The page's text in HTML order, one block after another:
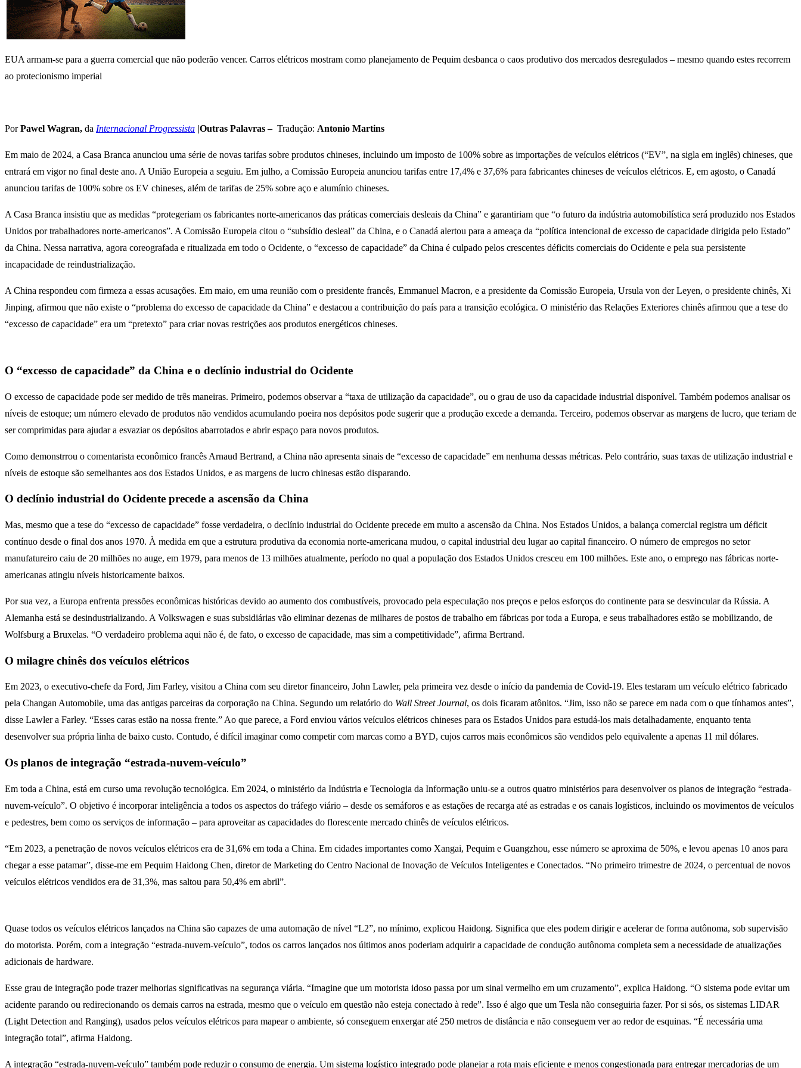
EUA armam-se para a guerra comercial que não poderão vencer. Carros elétricos mostram como planejamento de Pequim desbanca o caos produtivo dos mercados desregulados – mesmo quando estes recorrem
ao protecionismo imperial
PorPawel Wagran, da Internacional Progressista |Outras Palavras – Tradução: Antonio Martins
Em maio de 2024, a Casa Branca anunciou uma série de novas tarifas sobre produtos chineses, incluindo um imposto de 100% sobre as importações de veículos elétricos (“EV”, na sigla em inglês) chineses, que
entrará em vigor no final deste ano. A União Europeia a seguiu. Em julho, a Comissão Europeia anunciou tarifas entre 17,4% e 37,6% para fabricantes chineses de veículos elétricos. E, em agosto, o Canadá
anunciou tarifas de 100% sobre os EV chineses, além de tarifas de 25% sobre aço e alumínio chineses.
A Casa Branca insistiu que as medidas “protegeriam os fabricantes norte-americanos das práticas comerciais desleais da China” e garantiriam que “o futuro da indústria automobilística será produzido nos Estados
Unidos por trabalhadores norte-americanos”. A Comissão Europeia citou o “subsídio desleal” da China, e o Canadá alertou para a ameaça da “política intencional de excesso de capacidade dirigida pelo Estado”
da China. Nessa narrativa, agora coreografada e ritualizada em todo o Ocidente, o “excesso de capacidade” da China é culpado pelos crescentes déficits comerciais do Ocidente e pela sua persistente
incapacidade de reindustrialização.
A China respondeu com firmeza a essas acusações. Em maio, em uma reunião com o presidente francês, Emmanuel Macron, e a presidente da Comissão Europeia, Ursula von der Leyen, o presidente chinês, Xi
Jinping, afirmou que não existe o “problema do excesso de capacidade da China” e destacou a contribuição do país para a transição ecológica. O ministério das Relações Exteriores chinês afirmou que a tese do
“excesso de capacidade” era um “pretexto” para criar novas restrições aos produtos energéticos chineses.
O “excesso de capacidade” da China e o declínio industrial do Ocidente
O excesso de capacidade pode ser medido de três maneiras. Primeiro, podemos observar a “taxa de utilização da capacidade”, ou o grau de uso da capacidade industrial disponível. Também podemos analisar os
níveis de estoque; um número elevado de produtos não vendidos acumulando poeira nos depósitos pode sugerir que a produção excede a demanda. Terceiro, podemos observar as margens de lucro, que teriam de
ser comprimidas para ajudar a esvaziar os depósitos abarrotados e abrir espaço para novos produtos.
Como demonstrrou o comentarista econômico francês Arnaud Bertrand, a China não apresenta sinais de “excesso de capacidade” em nenhuma dessas métricas. Pelo contrário, suas taxas de utilização industrial e
níveis de estoque são semelhantes aos dos Estados Unidos, e as margens de lucro chinesas estão disparando.
O declínio industrial do Ocidente precede a ascensão da China
Mas, mesmo que a tese do “excesso de capacidade” fosse verdadeira, o declínio industrial do Ocidente precede em muito a ascensão da China. Nos Estados Unidos, a balança comercial registra um déficit
contínuo desde o final dos anos 1970. À medida em que a estrutura produtiva da economia norte-americana mudou, o capital industrial deu lugar ao capital financeiro. O número de empregos no setor
manufatureiro caiu de 20 milhões no auge, em 1979, para menos de 13 milhões atualmente, período no qual a população dos Estados Unidos cresceu em 100 milhões. Este ano, o emprego nas fábricas norte-
americanas atingiu níveis historicamente baixos.
Por sua vez, a Europa enfrenta pressões econômicas históricas devido ao aumento dos combustíveis, provocado pela especulação nos preços e pelos esforços do continente para se desvincular da Rússia. A
Alemanha está se desindustrializando. A Volkswagen e suas subsidiárias vão eliminar dezenas de milhares de postos de trabalho em fábricas por toda a Europa, e seus trabalhadores estão se mobilizando, de
Wolfsburg a Bruxelas. “O verdadeiro problema aqui não é, de fato, o excesso de capacidade, mas sim a competitividade”, afirma Bertrand.
O milagre chinês dos veículos elétricos
Em 2023, o executivo-chefe da Ford, Jim Farley, visitou a China com seu diretor financeiro, John Lawler, pela primeira vez desde o início da pandemia de Covid-19. Eles testaram um veículo elétrico fabricado
pela Changan Automobile, uma das antigas parceiras da corporação na China. Segundo um relatório do Wall Street Journal, os dois ficaram atônitos. “Jim, isso não se parece em nada com o que tínhamos antes”,
disse Lawler a Farley. “Esses caras estão na nossa frente.” Ao que parece, a Ford enviou vários veículos elétricos chineses para os Estados Unidos para estudá-los mais detalhadamente, enquanto tenta
desenvolver sua própria linha de baixo custo. Contudo, é difícil imaginar como competir com marcas como a BYD, cujos carros mais econômicos são vendidos pelo equivalente a apenas 11 mil dólares.
Os planos de integração “estrada-nuvem-veículo”
Em toda a China, está em curso uma revolução tecnológica. Em 2024, o ministério da Indústria e Tecnologia da Informação uniu-se a outros quatro ministérios para desenvolver os planos de integração “estrada-
nuvem-veículo”. O objetivo é incorporar inteligência a todos os aspectos do tráfego viário – desde os semáforos e as estações de recarga até as estradas e os canais logísticos, incluindo os movimentos de veículos
e pedestres, bem como os serviços de informação – para aproveitar as capacidades do florescente mercado chinês de veículos elétricos.
“Em 2023, a penetração de novos veículos elétricos era de 31,6% em toda a China. Em cidades importantes como Xangai, Pequim e Guangzhou, esse número se aproxima de 50%, e levou apenas 10 anos para
chegar a esse patamar”, disse-me em Pequim Haidong Chen, diretor de Marketing do Centro Nacional de Inovação de Veículos Inteligentes e Conectados. “No primeiro trimestre de 2024, o percentual de novos
veículos elétricos vendidos era de 31,3%, mas saltou para 50,4% em abril”.
Quase todos os veículos elétricos lançados na China são capazes de uma automação de nível “L2”, no mínimo, explicou Haidong. Significa que eles podem dirigir e acelerar de forma autônoma, sob supervisão
do motorista. Porém, com a integração “estrada-nuvem-veículo”, todos os carros lançados nos últimos anos poderiam adquirir a capacidade de condução autônoma completa sem a necessidade de atualizações
adicionais de hardware.
Esse grau de integração pode trazer melhorias significativas na segurança viária. “Imagine que um motorista idoso passa por um sinal vermelho em um cruzamento”, explica Haidong. “O sistema pode evitar um
acidente parando ou redirecionando os demais carros na estrada, mesmo que o veículo em questão não esteja conectado à rede”. Isso é algo que um Tesla não conseguiria fazer. Por si sós, os sistemas LIDAR
(Light Detection and Ranging), usados pelos veículos elétricos para mapear o ambiente, só conseguem enxergar até 250 metros de distância e não conseguem ver ao redor de esquinas. “É necessária uma
integração total”, afirma Haidong.
A integração “estrada-nuvem-veículo” também pode reduzir o consumo de energia. Um sistema logístico integrado pode planejar a rota mais eficiente e menos congestionada para entregar mercadorias de um